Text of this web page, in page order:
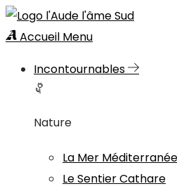
Accueil Menu
Incontournables
Nature
La Mer Méditerranée
Le Sentier Cathare